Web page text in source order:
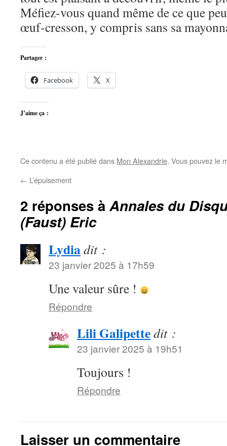
Méfiez-vous quand même de ce que
œuf-cresson, y compris sans sa
Partager :
Facebook X
J’aime ça :
Ce contenu a été publié dans Mon Alexandrie. Vous pouvez le
← L’épuisement
2 réponses àAnnales du
(Faust) Eric
Lydiadit :
23 janvier 2025 à 17h59
Une valeur sûre !
Répondre
Lili Galipettedit :
23 janvier 2025 à 19h51
Toujours !
Répondre
Laisser un commentaire